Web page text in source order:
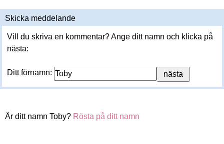
Skicka meddelande
Vill du skriva en kommentar? Ange ditt namn och klicka på
nästa:
Ditt förnamn:
Är ditt namn Toby? Rösta på ditt namn